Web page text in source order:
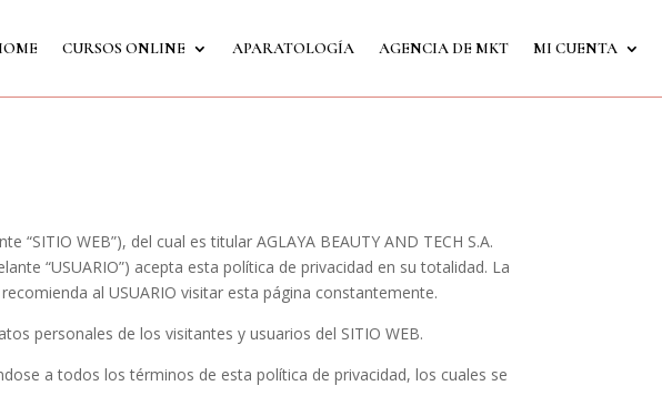
CURSOS ONLINE APARATOLOGÍA AGENCIA DE MKT MI CUENTA
WEB”), del cual es titular AGLAYA BEAUTY AND TECH S.A.
“USUARIO”) acepta esta política de privacidad en su totalidad. La
al USUARIO visitar esta página constantemente.
personales de los visitantes y usuarios del SITIO WEB.
a todos los términos de esta política de privacidad, los cuales se